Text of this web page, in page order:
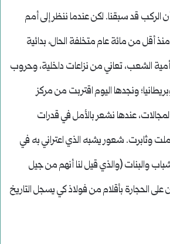
قد سبقنا. لكن عندما ننظر إلى أمم
أقل من مائة عام متخلفة الحال، بدائية
أمية الشعب، تعاني من نزاعات داخلية، وحروب
ونجدها اليوم اقتربت من مركز
عندها نشعر بالأمل في قدرات
شعور يشبه الذي اعتراني به في
والبنات (والذي قيل لنا أنهم من جيل
الحجارة بأقلام من فولاذ كي يسجل التاريخ